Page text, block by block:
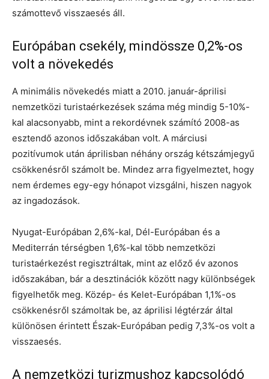
számottevő visszaesés áll.
Európában csekély, mindössze 0,2%-os
volt a növekedés
A minimális növekedés miatt a 2010. január-áprilisi
nemzetközi turistaérkezések száma még mindig 5-10%-
kal alacsonyabb, mint a rekordévnek számító 2008-as
esztendő azonos időszakában volt. A márciusi
pozitívumok után áprilisban néhány ország kétszámjegyű
csökkenésről számolt be. Mindez arra figyelmeztet, hogy
nem érdemes egy-egy hónapot vizsgálni, hiszen nagyok
az ingadozások.
Nyugat-Európában 2,6%-kal, Dél-Európában és a
Mediterrán térségben 1,6%-kal több nemzetközi
turistaérkezést regisztráltak, mint az előző év azonos
időszakában, bár a desztinációk között nagy különbségek
figyelhetők meg. Közép- és Kelet-Európában 1,1%-os
csökkenésről számoltak be, az áprilisi légtérzár által
különösen érintett Észak-Európában pedig 7,3%-os volt a
visszaesés.
A nemzetközi turizmushoz kapcsolódó